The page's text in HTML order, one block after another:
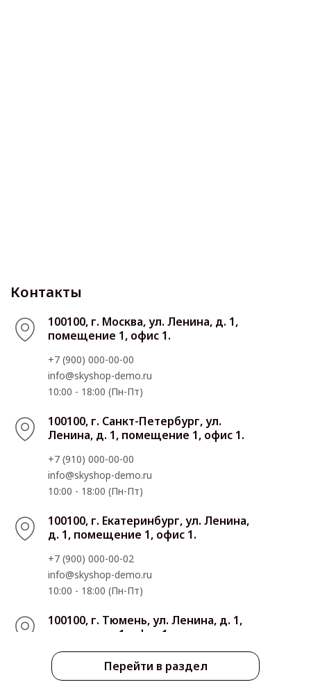
Перейти в раздел
Контакты
100100, г. Москва, ул. Ленина, д. 1,
помещение 1, офис 1.
+7 (900) 000-00-00
info@skyshop-demo.ru
10:00 - 18:00 (Пн-Пт)
100100, г. Санкт-Петербург, ул.
Ленина, д. 1, помещение 1, офис 1.
+7 (910) 000-00-00
info@skyshop-demo.ru
10:00 - 18:00 (Пн-Пт)
100100, г. Екатеринбург, ул. Ленина,
д. 1, помещение 1, офис 1.
+7 (900) 000-00-02
info@skyshop-demo.ru
10:00 - 18:00 (Пн-Пт)
100100, г. Тюмень, ул. Ленина, д. 1,
помещение 1, офис 1.
+7 (900) 000-00-03
info@skyshop-demo.ru